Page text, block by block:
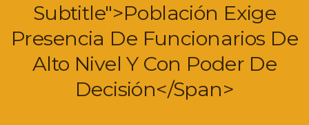
Subtitle">Población Exige
Presencia De Funcionarios De
Alto Nivel Y Con Poder De
Decisión</span>